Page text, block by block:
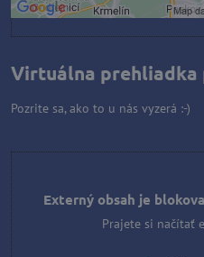
Virtuálna prehliadka
Pozrite sa, ako to u nás vyzerá :-)
Externý obsah je
Prajete si načítať